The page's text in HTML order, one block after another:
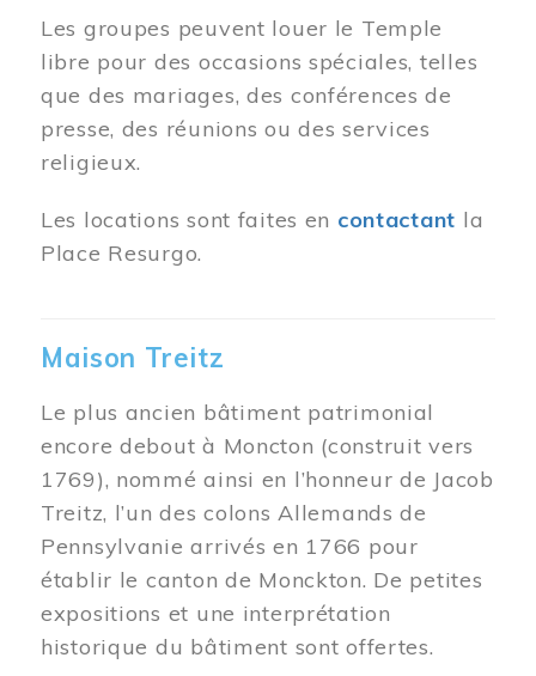
Les groupes peuvent louer le Temple
libre pour des occasions spéciales, telles
que des mariages, des conférences de
presse, des réunions ou des services
religieux.
Les locations sont faites en contactant la
Place Resurgo.
Maison Treitz
Le plus ancien bâtiment patrimonial
encore debout à Moncton (construit vers
1769), nommé ainsi en l’honneur de Jacob
Treitz, l’un des colons Allemands de
Pennsylvanie arrivés en 1766 pour
établir le canton de Monckton. De petites
expositions et une interprétation
historique du bâtiment sont offertes.